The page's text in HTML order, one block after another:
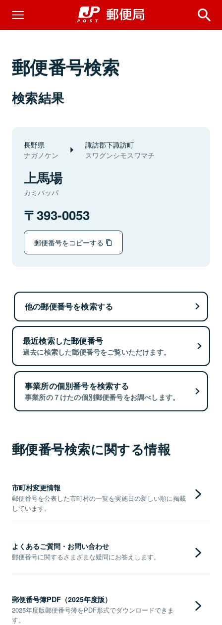
郵便番号検索
検索結果
長野県
ナガノケン
諏訪郡下諏訪町
スワグンシモスワマチ
上馬場
カミバッパ
393-0053
郵便番号をコピーする
他の郵便番号を検索する
最近検索した郵便番号
過去に検索した郵便番号をご覧いただけます。
事業所の個別番号を検索する
事業所の７けたの個別郵便番号をお調べします。
郵便番号検索に関する情報
市町村変更情報
郵便番号を公表した市町村の一覧を実施日の新しい順に掲載
しています。
よくあるご質問・お問い合わせ
郵便番号に関するさまざまな疑問にお答えします。
郵便番号簿PDF（2025年度版）
2025年度版郵便番号簿をPDF形式でダウンロードできま
す。